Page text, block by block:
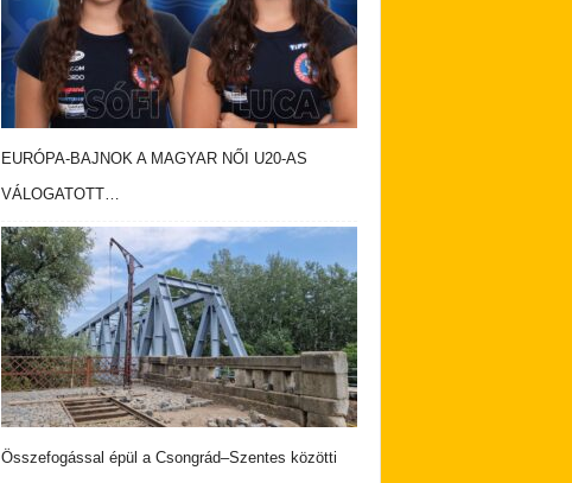
EURÓPA-BAJNOK A MAGYAR NŐI U20-AS
VÁLOGATOTT…
Összefogással épül a Csongrád–Szentes közötti